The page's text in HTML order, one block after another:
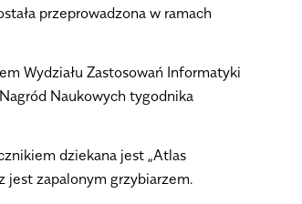
przeprowadzona w ramach
Wydziału Zastosowań Informatyki
Naukowych tygodnika
dziekana jest „Atlas
jest zapalonym grzybiarzem.